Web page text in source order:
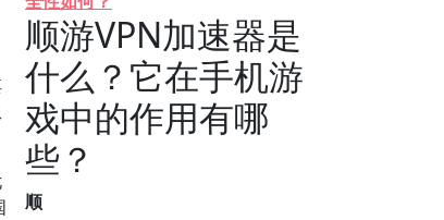
顺游VPN加速器是
什么？它在手机游
戏中的作用有哪
些？
顺